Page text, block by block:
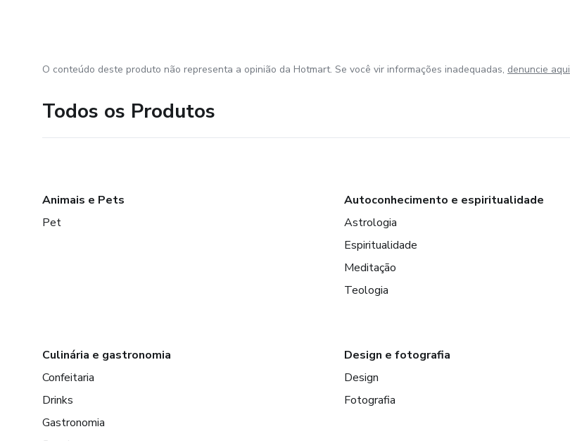
O conteúdo deste produto não representa a opinião da Hotmart. Se você vir informações inadequadas, denuncie aqui
Todos os Produtos
Animais e Pets
Pet
Autoconhecimento e espiritualidade
Astrologia
Espiritualidade
Meditação
Teologia
Culinária e gastronomia
Confeitaria
Drinks
Gastronomia
Design e fotografia
Design
Fotografia